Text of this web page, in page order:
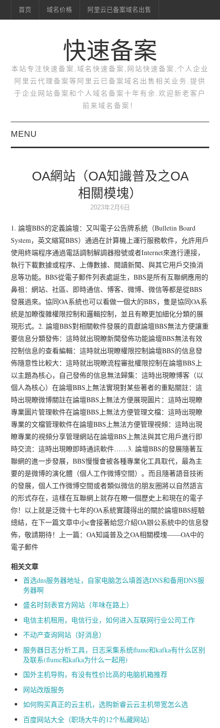
首页 域名价格 阿里云已备案域名出售
快速备案
本站专注快速备案,域名快速备案,网站快速备案,个人企业
阿里云代理备案等阿里云已备案域名出售相关业务.提供
于企业网站备案和个人域名备案十年有余.欢迎新老客户
前来域名备案！
MENU
域名价格
阿里云已备案域名出售
OA網站（OA知識普及之OA
相關模塊）
2023年2月6日
1. 論壇BBS的定義論壇：又叫電子公告牌系統（Bulletin Board
System，英文縮寫BBS）通過在計算機上運行服務軟件，允許用戶
使用終端程序通過電話調制解調器撥號或者Internet來進行連接，
執行下載數據或程序、上傳數據、閱讀新聞、與其它用戶交換消
息等功能。BBS從電子郵件列表處誕生，BBS是所有互聯網應用的
鼻祖：網站、社區、即時通信、博客、微博、微信等都是從BBS
發展過來。協同OA系統也可以看做一個大的BBS，隻是協同OA系
統是加瞭復雜權限控制和邏輯控制，並且有瞭更加細化分類的展
現形式。2. 論壇BBS對相關軟件發展的貢獻論壇BBS無法方便讓重
要信息分類發佈：這時就出現瞭新聞發佈功能論壇BBS無法有效
控制信息的查看編輯：這時就出現瞭權限控制論壇BBS的信息發
佈隨意性比較大：這時就出現瞭流程審批權限控制在論壇BBS上
以主題為核心，自己發佈的信息無法歸集：這時出現瞭博客（以
個人為核心）在論壇BBS上無法實現對某些著者的重點關註：這
時出現瞭微博關註在論壇BBS上無法方便展現圖片：這時出現瞭
專業圖片管理軟件在論壇BBS上無法方便管理文檔：這時出現瞭
專業的文檔管理軟件在論壇BBS上無法方便管理視頻：這時出現
瞭專業的視頻分享管理網站在論壇BBS上無法與其它用戶進行即
時交流：這時出現瞭即時通訊軟件……3. 論壇BBS的發展隨著互
聯網的進一步發展，BBS慢慢會被各種專業化工具取代，最為主
要的是微博的演化體（個人工作微博空間）。而且隨著語音技術
的發展，個人工作微博空間或者類似微信的朋友圈將以自然語言
的形式存在，這樣在互聯網上就存在瞭一個歷史上和現在的電子
你！以上就是泛微十七年的OA系統實踐得出的關於論壇BBS經驗
總結，在下一篇文章中小e會接著給您介紹OA辦公系統中的信息發
佈，敬請期待！上一篇：OA知識普及之OA相關模塊——OA中的
電子郵件
相关文章
首选dns服务器地址，自家电脑怎么填首选DNS和备用DNS服
务器啊
盛名时刻表官方网站（年味在路上）
电信主机租用，电信行业，如何进入互联网行业公司工作
不动产查询网站（好消息）
服务器日志分析工具，日志采集系统flume和kafka有什么区别
及联系(flume和kafka为什么一起用)
国外主机导购，有没有性价比高的电脑机箱推荐
网站改版服务
如何购买真正的云主机，选购新睿云云主机带宽怎么选
百度网站大全（职场大牛的12个私藏网站）